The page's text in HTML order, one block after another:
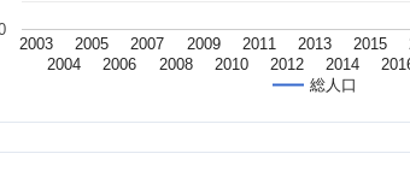
総人口
2003
2004
2005
2006
2007
2008
2009
2010
2011
2012
2013
2014
2015